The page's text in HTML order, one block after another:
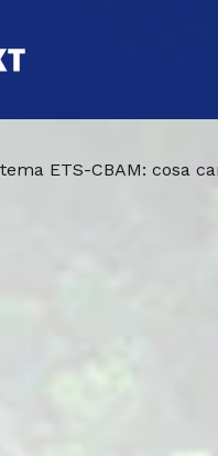
ETS-CBAM: cosa